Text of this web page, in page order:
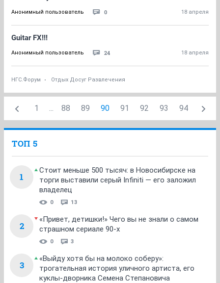
Анонимный пользователь 0 18 апреля
Guitar FX!!!
Анонимный пользователь 24 18 апреля
НГС.Форум Отдых Досуг Развлечения
1 ... 88 89 90 91 92 93 94
ТОП 5
1
Стоит меньше 500 тысяч: в Новосибирске на
торги выставили серый Infiniti — его заложил
владелец
0 13
2
«Привет, детишки!» Чего вы не знали о самом
страшном сериале 90-х
0 3
3
«Выйду хотя бы на молоко соберу»:
трогательная история уличного артиста, его
куклы-дворника Семена Степановича